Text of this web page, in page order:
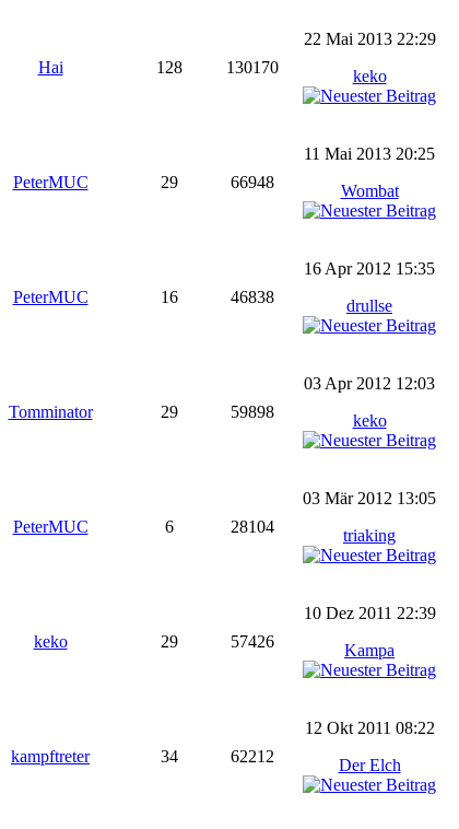
Hai 128 130170
22 Mai 2013 22:29
keko
PeterMUC 29 66948
11 Mai 2013 20:25
Wombat
PeterMUC 16 46838
16 Apr 2012 15:35
drullse
Tomminator 29 59898
03 Apr 2012 12:03
keko
PeterMUC 6 28104
03 Mär 2012 13:05
triaking
keko 29 57426
10 Dez 2011 22:39
Kampa
kampftreter 34 62212
12 Okt 2011 08:22
Der Elch